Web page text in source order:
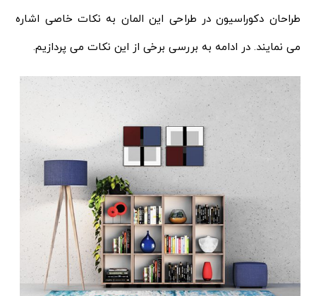
طراحان دکوراسیون در طراحی این المان به نکات خاصی اشاره
می نمایند. در ادامه به بررسی برخی از این نکات می پردازیم.